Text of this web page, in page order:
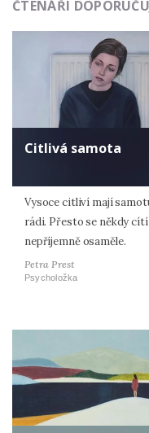
ČTENÁŘI
Citlivá samota
Vysoce citliví mají
rádi. Přesto se někdy cítí
nepříjemně osaměle.
Petra Prest
Psycholožka